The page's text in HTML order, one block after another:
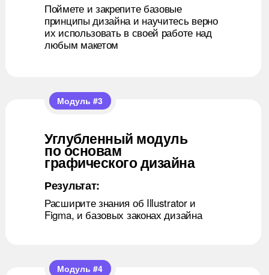
Поймете и закрепите базовые
принципы дизайна и научитесь верно
их использовать в своей работе над
любым макетом
Результат:
Углубленный модуль
по основам
графического дизайна
Модуль #3
+
Расширите знания об Illustrator и
Figma, и базовых законах дизайна
Модуль #4